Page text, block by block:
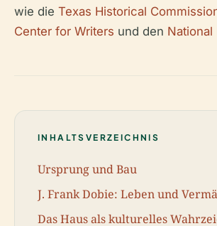
wie die Texas Historical
Center for Writers und den National
INHALTSVERZEICHNIS
Ursprung und Bau
J. Frank Dobie: Leben und
Das Haus als kulturelles